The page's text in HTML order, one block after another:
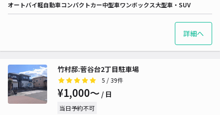
オートバイ軽自動車コンパクトカー中型車ワンボックス大型車・SUV
詳細へ
竹村邸:菅谷台2丁目駐車場
5 / 39件
¥1,000〜 / 日
当日予約不可